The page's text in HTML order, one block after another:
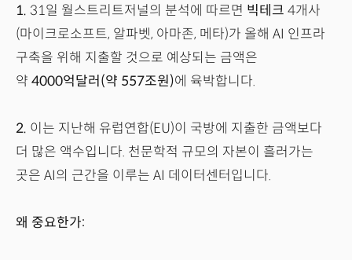
1. 31일 월스트리트저널의 분석에 따르면 빅테크 4개사
(마이크로소프트, 알파벳, 아마존, 메타)가 올해 AI 인프라
구축을 위해 지출할 것으로 예상되는 금액은
약 4000억달러(약 557조원)에 육박합니다.
2. 이는 지난해 유럽연합(EU)이 국방에 지출한 금액보다
더 많은 액수입니다. 천문학적 규모의 자본이 흘러가는
곳은 AI의 근간을 이루는 AI 데이터센터입니다.
왜 중요한가: